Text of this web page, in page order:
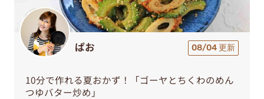
ぱお 08/04 更新
10分で作れる夏おかず！「ゴーヤとちくわのめん
つゆバター炒め」